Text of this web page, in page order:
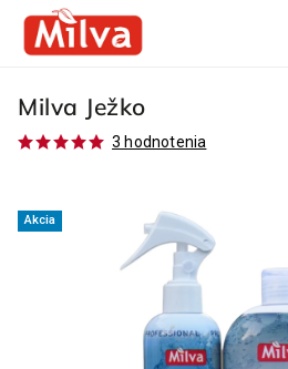
Milva Ježko
3 hodnotenia
Akcia